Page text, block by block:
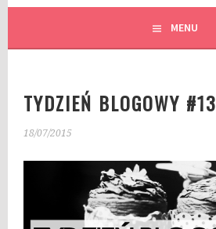
MENU
TYDZIEŃ BLOGOWY #13
18/07/2015